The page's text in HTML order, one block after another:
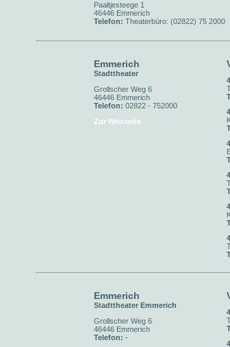
Paaltjesteege 1
46446 Emmerich
Telefon: Theaterbüro: (02822) 75 2000
Emmerich
Stadttheater
Grollscher Weg 6
46446 Emmerich
Telefon: 02822 - 752000
Zur Webseite
Emmerich
Stadttheater Emmerich
Grollscher Weg 6
46446 Emmerich
Telefon: -